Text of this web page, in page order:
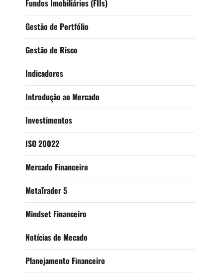
Fundos Imobiliários (FIIs)
Gestão de Portfólio
Gestão de Risco
Indicadores
Introdução ao Mercado
Investimentos
ISO 20022
Mercado Financeiro
MetaTrader 5
Mindset Financeiro
Notícias de Mecado
Planejamento Financeiro